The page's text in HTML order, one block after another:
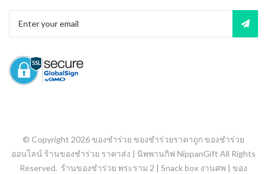
© Copyright 2026ของชำร่วย ของชำร่วยราคาถูก ของชำร่วย
ออนไลน์ ร้านของชำร่วย ราคาส่ง | นิพพานกิฟ NippanGift All Rights
Reserved. ร้านของชำร่วย พระราม 2 | Snack box งานศพ | ของ